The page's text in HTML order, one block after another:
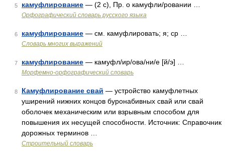
5 камуфлирование — (2 с), Пр. о камуфли/ровании …
Орфографический словарь русского языка
6 камуфлирование — см. камуфлировать; я; ср …
Словарь многих выражений
7 камуфлирование — камуфл/ир/ова/ни/е [й/э] …
Морфемно-орфографический словарь
8 Камуфлирование свай — устройство камуфлетных
уширений нижних концов буронабивных свай или свай
оболочек механическим или взрывным способом для
повышения их несущей способности. Источник: Справочник
дорожных терминов …
Строительный словарь